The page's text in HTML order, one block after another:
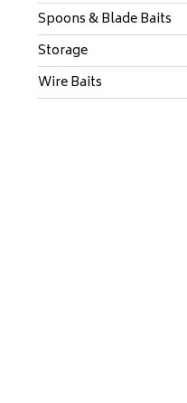
Spoons & Blade Baits
Storage
Wire Baits